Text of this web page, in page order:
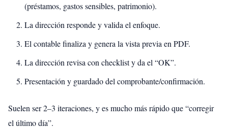
(préstamos, gastos sensibles, patrimonio).
La dirección responde y valida el enfoque.
El contable finaliza y genera la vista previa en PDF.
La dirección revisa con checklist y da el “OK”.
Presentación y guardado del comprobante/confirmación.
Suelen ser 2–3 iteraciones, y es mucho más rápido que “corregir
el último día”.